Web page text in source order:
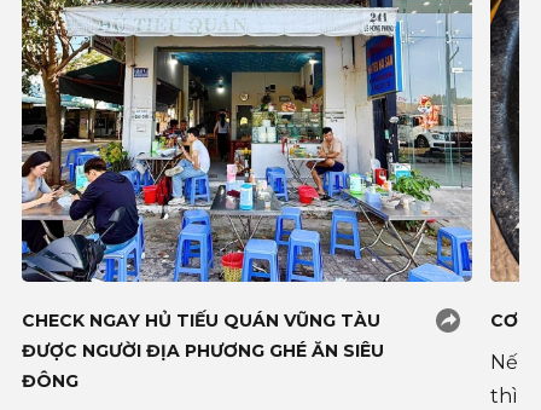
CHECK NGAY HỦ TIẾU QUÁN VŨNG TÀU
ĐƯỢC NGƯỜI ĐỊA PHƯƠNG GHÉ ĂN SIÊU
ĐÔNG
CƠM
Nếu
thì